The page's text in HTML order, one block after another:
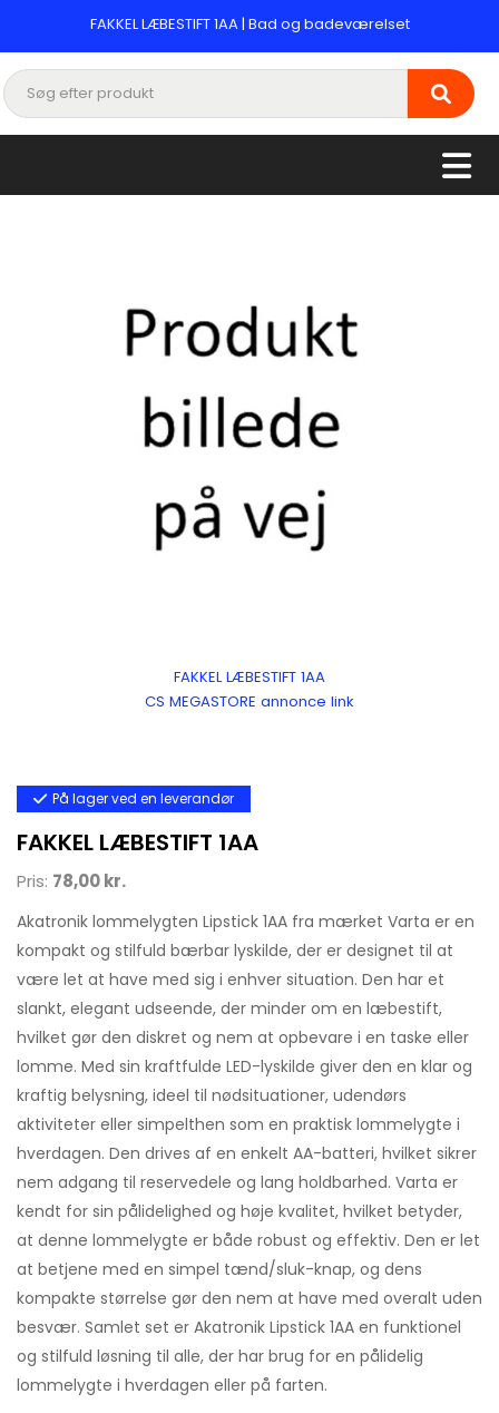
FAKKEL LÆBESTIFT 1AA | Bad og badeværelset
FAKKEL LÆBESTIFT 1AA
CS MEGASTORE annonce link
På lager ved en leverandør
FAKKEL LÆBESTIFT 1AA
Pris: 78,00 kr.
Akatronik lommelygten Lipstick 1AA fra mærket Varta er en
kompakt og stilfuld bærbar lyskilde, der er designet til at
være let at have med sig i enhver situation. Den har et
slankt, elegant udseende, der minder om en læbestift,
hvilket gør den diskret og nem at opbevare i en taske eller
lomme. Med sin kraftfulde LED-lyskilde giver den en klar og
kraftig belysning, ideel til nødsituationer, udendørs
aktiviteter eller simpelthen som en praktisk lommelygte i
hverdagen. Den drives af en enkelt AA-batteri, hvilket sikrer
nem adgang til reservedele og lang holdbarhed. Varta er
kendt for sin pålidelighed og høje kvalitet, hvilket betyder,
at denne lommelygte er både robust og effektiv. Den er let
at betjene med en simpel tænd/sluk-knap, og dens
kompakte størrelse gør den nem at have med overalt uden
besvær. Samlet set er Akatronik Lipstick 1AA en funktionel
og stilfuld løsning til alle, der har brug for en pålidelig
lommelygte i hverdagen eller på farten.